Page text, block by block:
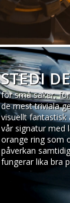
STEDI
för små saker,
de mest triviala
visuellt
vår signatur med
orange ring som
påverkan
fungerar lika bra